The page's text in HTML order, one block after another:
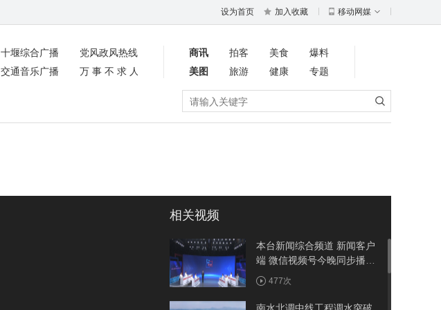
设为首页 加入收藏 移动网媒
十堰综合广播
党风政风热线
交通音乐广播 万事不求人
商讯 拍客 美食
爆料
美图
旅游 健康
专题
相关视频
本台新闻综合频道 新闻客户
端 微信视频号今晚同步播出
《周五面对面》聚焦竹溪：
建强省际节点县 做优农旅大
文章
477次